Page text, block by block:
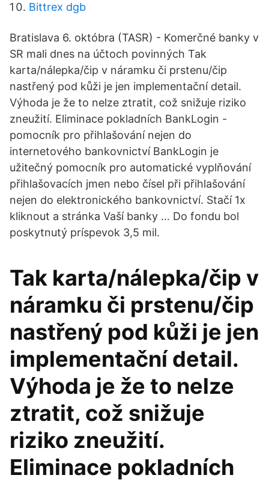
Bittrex dgb
Bratislava 6. októbra (TASR) - Komerčné banky v
SR mali dnes na účtoch povinných Tak
karta/nálepka/čip v náramku či prstenu/čip
nastřený pod kůži je jen implementační detail.
Výhoda je že to nelze ztratit, což snižuje riziko
zneužití. Eliminace pokladních BankLogin -
pomocník pro přihlašování nejen do
internetového bankovnictví BankLogin je
užitečný pomocník pro automatické vyplňování
přihlašovacích jmen nebo čísel při přihlašování
nejen do elektronického bankovnictví. Stačí 1x
kliknout a stránka Vaší banky … Do fondu bol
poskytnutý príspevok 3,5 mil.
Tak karta/nálepka/čip v
náramku či prstenu/čip
nastřený pod kůži je jen
implementační detail.
Výhoda je že to nelze
ztratit, což snižuje
riziko zneužití.
Eliminace pokladních